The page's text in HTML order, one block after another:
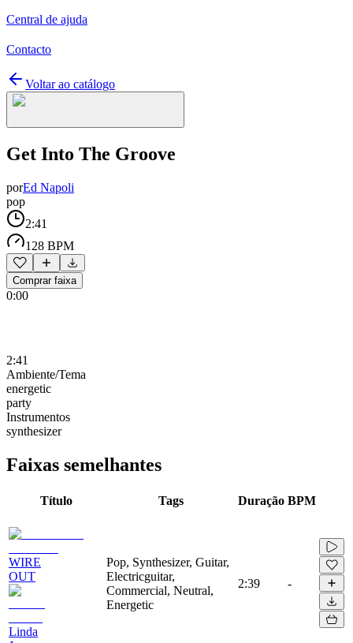
Central de ajuda
Contacto
Voltar ao catálogo
Get Into The Groove
porEd Napoli
pop
2:41
128 BPM
Comprar faixa
0:00
2:41
Ambiente/Tema
energetic
party
Instrumentos
synthesizer
Faixas semelhantes
Título Tags Duração BPM
WIRE
OUT
Linda
Pop, Synthesizer, Guitar,
Electricguitar,
Commercial, Neutral,
Energetic
2:39 -